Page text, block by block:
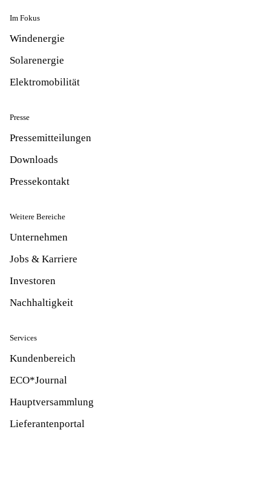
Im Fokus
Windenergie
Solarenergie
Elektromobilität
Presse
Pressemitteilungen
Downloads
Pressekontakt
Weitere Bereiche
Unternehmen
Jobs & Karriere
Investoren
Nachhaltigkeit
Services
Kundenbereich
ECO*Journal
Hauptversammlung
Lieferantenportal